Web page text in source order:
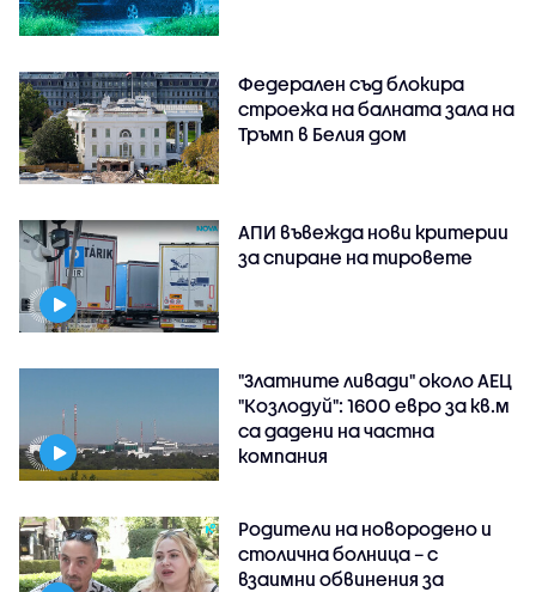
Федерален съд блокира
строежа на балната зала на
Тръмп в Белия дом
АПИ въвежда нови критерии
за спиране на тировете
"Златните ливади" около АЕЦ
"Козлодуй": 1600 евро за кв.м
са дадени на частна
компания
Родители на новородено и
столична болница – с
взаимни обвинения за